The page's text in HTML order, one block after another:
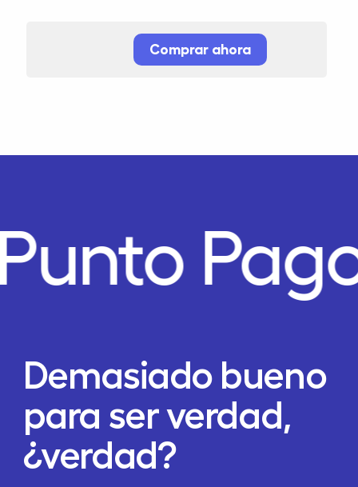
Comprar ahora
Demasiado bueno
para ser verdad,
¿verdad?